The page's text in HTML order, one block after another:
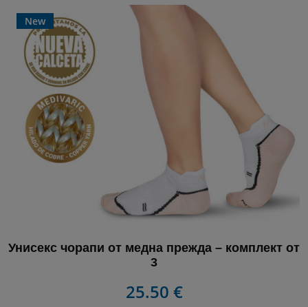
New
Унисекс чорапи от медна прежда – комплект от
3
25.50 €